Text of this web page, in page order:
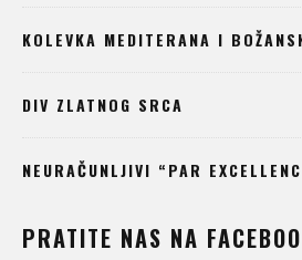
KOLEVKA MEDITERANA I
DIV ZLATNOG SRCA
NEURAČUNLJIVI “PAR
PRATITE NAS NA